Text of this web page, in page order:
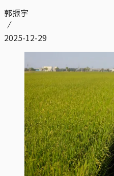
郭振宇
2025-12-29